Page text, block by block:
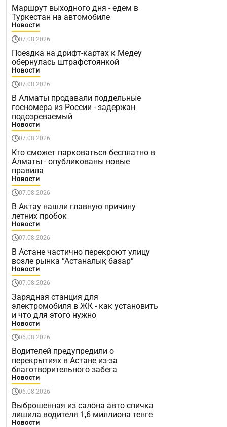
Маршрут выходного дня - едем в
Туркестан на автомобиле
Новости
07.08.2026
Поездка на дрифт-картах к Медеу
обернулась штрафстоянкой
Новости
07.08.2026
В Алматы продавали поддельные
госномера из России - задержан
подозреваемый
Новости
07.08.2026
Кто сможет парковаться бесплатно в
Алматы - опубликованы новые
правила
Новости
07.08.2026
В Актау нашли главную причину
летних пробок
Новости
07.08.2026
В Астане частично перекроют улицу
возле рынка “Астаналық базар“
Новости
07.08.2026
Зарядная станция для
электромобиля в ЖК - как установить
и что для этого нужно
Новости
06.08.2026
Водителей предупредили о
перекрытиях в Астане из-за
благотворительного забега
Новости
06.08.2026
Выброшенная из салона авто спичка
лишила водителя 1,6 миллиона тенге
Новости